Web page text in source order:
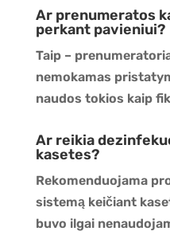
Ar prenumeratos
perkant pavieniui?
Taip –
nemokamas
naudos tokios kaip
Ar reikia
kasetes?
Rekomenduojama
sistemą keičiant
buvo ilgai